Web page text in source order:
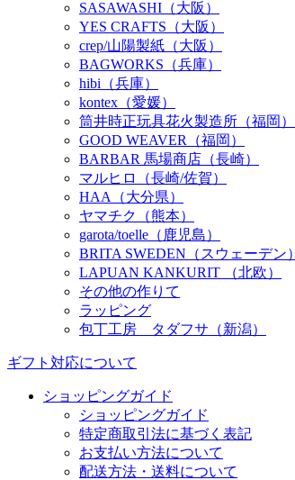
SASAWASHI（大阪）
YES CRAFTS（大阪）
crep/山陽製紙（大阪）
BAGWORKS（兵庫）
hibi（兵庫）
kontex（愛媛）
筒井時正玩具花火製造所（福岡）
GOOD WEAVER（福岡）
BARBAR 馬場商店（長崎）
マルヒロ（長崎/佐賀）
HAA（大分県）
ヤマチク（熊本）
garota/toelle（鹿児島）
BRITA SWEDEN（スウェーデン）
LAPUAN KANKURIT （北欧）
その他の作りて
ラッピング
包丁工房 タダフサ（新潟）
ギフト対応について
ショッピングガイド
ショッピングガイド
特定商取引法に基づく表記
お支払い方法について
配送方法・送料について